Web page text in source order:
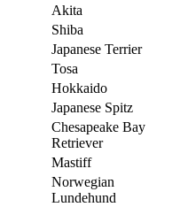
Akita
Shiba
Japanese Terrier
Tosa
Hokkaido
Japanese Spitz
Chesapeake Bay
Retriever
Mastiff
Norwegian
Lundehund